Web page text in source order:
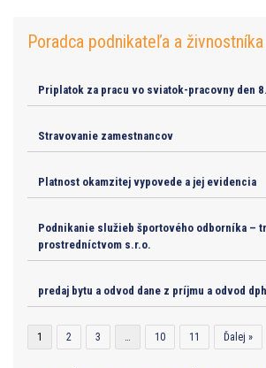
Poradca podnikateľa a živnostníka
Priplatok za pracu vo sviatok-pracovny den
Stravovanie zamestnancov
Platnost okamzitej vypovede a jej evidencia
Podnikanie služieb športového odborníka –
prostredníctvom s.r.o.
predaj bytu a odvod dane z príjmu a odvod dph
1 2 3 … 10 11 Ďalej »